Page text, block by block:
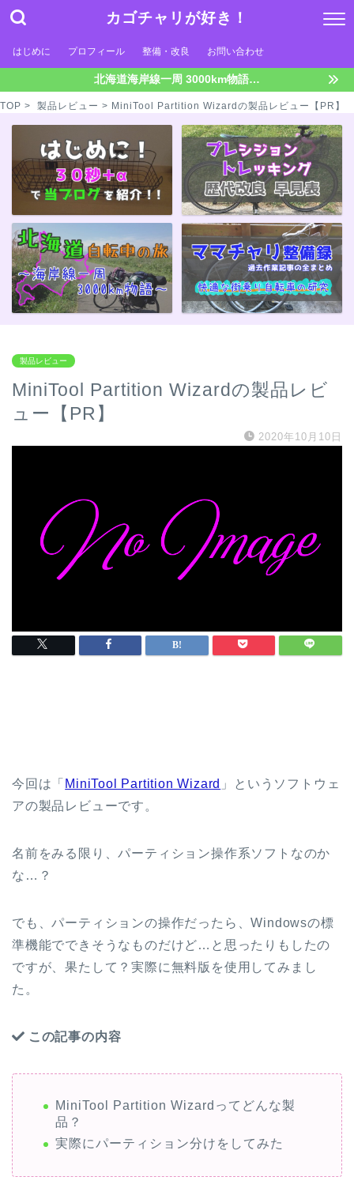
カゴチャリが好き！
はじめに プロフィール 整備・改良 お問い合わせ
北海道海岸線一周 3000km物語…
TOP > 製品レビュー > MiniTool Partition Wizardの製品レビュー【PR】
製品レビュー
MiniTool Partition Wizardの製品レビ
ュー【PR】
2020年10月10日
今回は「 MiniTool Partition Wizard 」というソフトウェ
アの製品レビューです。
名前をみる限り、パーティション操作系ソフトなのか
な…？
でも、パーティションの操作だったら、Windowsの標
準機能でできそうなものだけど…と思ったりもしたの
ですが、果たして？実際に無料版を使用してみまし
た。
この記事の内容
MiniTool Partition Wizardってどんな製
品？
実際にパーティション分けをしてみた